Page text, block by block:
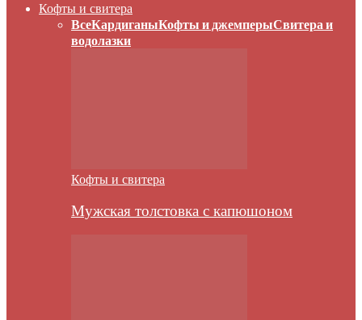
Кофты и свитера
ВсеКардиганыКофты и джемперыСвитера и
водолазки
Кофты и свитера
Мужская толстовка с капюшоном